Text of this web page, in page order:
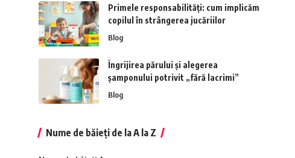
Primele responsabilități: cum implicăm
copilul în strângerea jucăriilor
Blog
Îngrijirea părului și alegerea
șamponului potrivit „fără lacrimi”
Blog
Nume de băieți de la A la Z